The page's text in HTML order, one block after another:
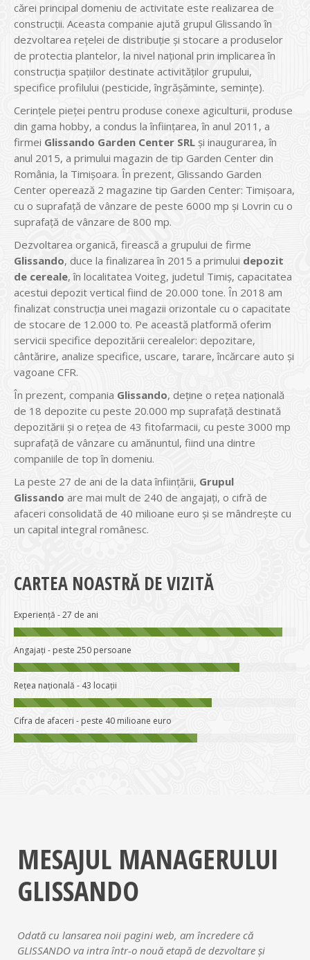
cărei principal domeniu de activitate este realizarea de
construcții. Aceasta companie ajută grupul Glissando în
dezvoltarea rețelei de distribuție și stocare a produselor
de protectia plantelor, la nivel național prin implicarea în
construcția spațiilor destinate activităților grupului,
specifice profilului (pesticide, îngrășăminte, semințe).
Cerințele pieței pentru produse conexe agiculturii, produse
din gama hobby, a condus la înființarea, în anul 2011, a
firmei Glissando Garden Center SRL și inaugurarea, în
anul 2015, a primului magazin de tip Garden Center din
România, la Timișoara. În prezent, Glissando Garden
Center operează 2 magazine tip Garden Center: Timișoara,
cu o suprafață de vânzare de peste 6000 mp și Lovrin cu o
suprafață de vânzare de 800 mp.
Dezvoltarea organică, firească a grupului de firme
Glissando, duce la finalizarea în 2015 a primului depozit
de cereale, în localitatea Voiteg, judetul Timiș, capacitatea
acestui depozit vertical fiind de 20.000 tone. În 2018 am
finalizat construcția unei magazii orizontale cu o capacitate
de stocare de 12.000 to. Pe această platformă oferim
servicii specifice depozitării cerealelor: depozitare,
cântărire, analize specifice, uscare, tarare, încărcare auto și
vagoane CFR.
În prezent, compania Glissando, deține o rețea națională
de 18 depozite cu peste 20.000 mp suprafață destinată
depozitării și o rețea de 43 fitofarmacii, cu peste 3000 mp
suprafață de vânzare cu amănuntul, fiind una dintre
companiile de top în domeniu.
La peste 27 de ani de la data înființării, Grupul
Glissando are mai mult de 240 de angajați, o cifră de
afaceri consolidată de 40 milioane euro și se mândrește cu
un capital integral românesc.
CARTEA NOASTRĂ DE VIZITĂ
Experiență - 27 de ani
Angajați - peste 250 persoane
Rețea națională - 43 locații
Cifra de afaceri - peste 40 milioane euro
MESAJUL MANAGERULUI
GLISSANDO
Odată cu lansarea noii pagini web, am încredere că
GLISSANDO va intra într-o nouă etapă de dezvoltare şi